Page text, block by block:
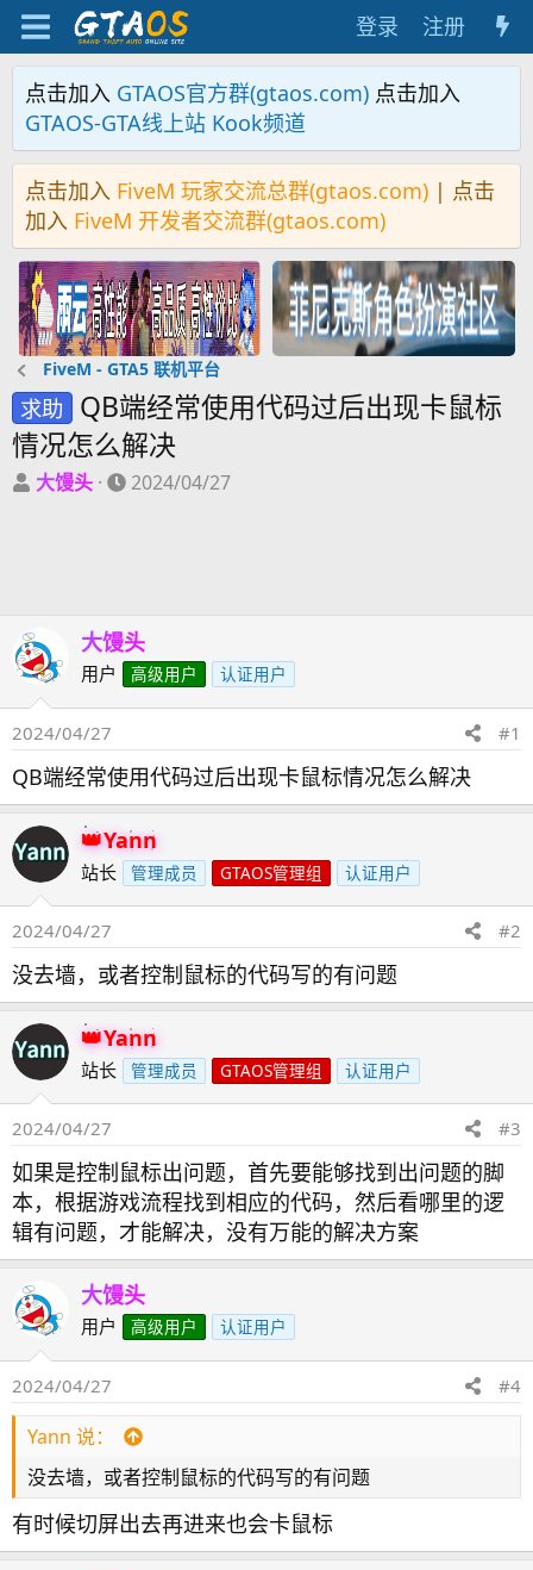
登录 注册
点击加入 GTAOS官方群(gtaos.com) 点击加入
GTAOS-GTA线上站 Kook频道
点击加入 FiveM 玩家交流总群(gtaos.com) | 点击
加入 FiveM 开发者交流群(gtaos.com)
FiveM - GTA5 联机平台
求助
QB端经常使用代码过后出现卡鼠标
情况怎么解决
主
大馒头
开
2024/04/27
大馒头
用户 高级用户 认证用户
2024/04/27 #1
QB端经常使用代码过后出现卡鼠标情况怎么解决
Yann
站长 管理成员 GTAOS管理组 认证用户
2024/04/27 #2
没去墙，或者控制鼠标的代码写的有问题
Yann
站长 管理成员 GTAOS管理组 认证用户
2024/04/27 #3
如果是控制鼠标出问题，首先要能够找到出问题的脚
本，根据游戏流程找到相应的代码，然后看哪里的逻
辑有问题，才能解决，没有万能的解决方案
大馒头
用户 高级用户 认证用户
2024/04/27 #4
Yann 说：
没去墙，或者控制鼠标的代码写的有问题
有时候切屏出去再进来也会卡鼠标